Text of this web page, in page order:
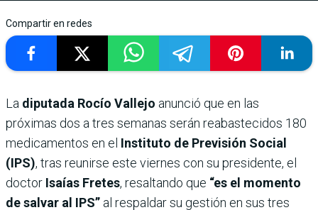
Compartir en redes
La diputada Rocío Vallejo anunció que en las
próximas dos a tres semanas serán reabastecidos 180
medicamentos en el Instituto de Previsión Social
(IPS), tras reunirse este viernes con su presidente, el
doctor Isaías Fretes, resaltando que “es el momento
de salvar al IPS” al respaldar su gestión en sus tres